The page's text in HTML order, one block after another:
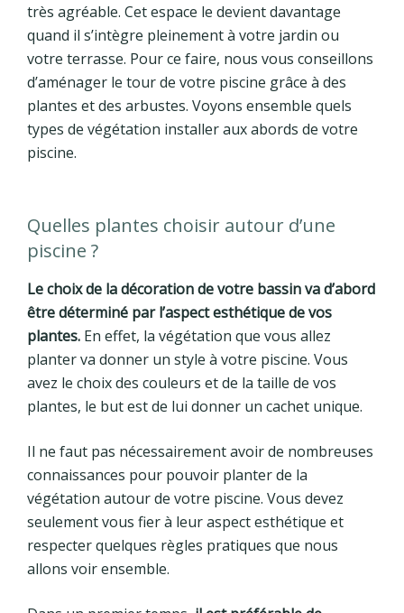
très agréable. Cet espace le devient davantage
quand il s’intègre pleinement à votre jardin ou
votre terrasse. Pour ce faire, nous vous conseillons
d’aménager le tour de votre piscine grâce à des
plantes et des arbustes. Voyons ensemble quels
types de végétation installer aux abords de votre
piscine.
Quelles plantes choisir autour d’une
piscine ?
Le choix de la décoration de votre bassin va d’abord
être déterminé par l’aspect esthétique de vos
plantes. En effet, la végétation que vous allez
planter va donner un style à votre piscine. Vous
avez le choix des couleurs et de la taille de vos
plantes, le but est de lui donner un cachet unique.
Il ne faut pas nécessairement avoir de nombreuses
connaissances pour pouvoir planter de la
végétation autour de votre piscine. Vous devez
seulement vous fier à leur aspect esthétique et
respecter quelques règles pratiques que nous
allons voir ensemble.